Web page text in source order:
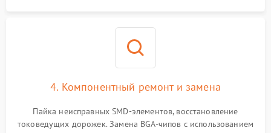
4. Компонентный ремонт и замена
Пайка неисправных SMD-элементов, восстановление
токоведущих дорожек. Замена BGA-чипов с использованием